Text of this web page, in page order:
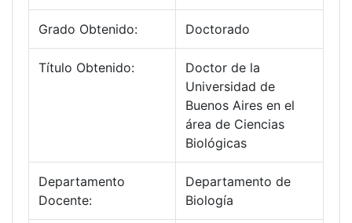
Grado Obtenido: Doctorado
Título Obtenido:
Doctor de la
Universidad de
Buenos Aires en el
área de Ciencias
Biológicas
Departamento
Docente:
Departamento de
Biología